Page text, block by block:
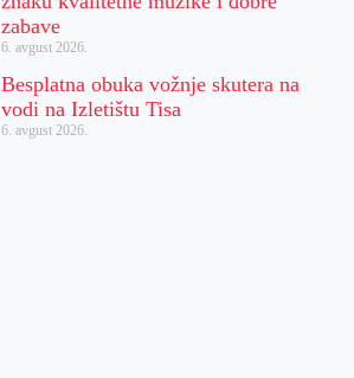
zabave
6. avgust 2026.
Besplatna obuka vožnje skutera na
vodi na Izletištu Tisa
6. avgust 2026.